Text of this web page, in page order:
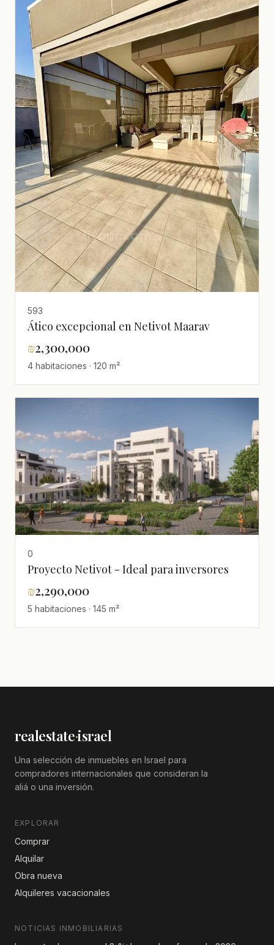
593
Ático excepcional en Netivot Maarav
₪2,300,000
4 habitaciones · 120 m²
0
Proyecto Netivot - Ideal para inversores
₪2,290,000
5 habitaciones · 145 m²
realestate·israel
Una selección de inmuebles en Israel para
compradores internacionales que consideran la
aliá o una inversión.
EXPLORAR
Comprar
Alquilar
Obra nueva
Alquileres vacacionales
NOTICIAS INMOBILIARIAS